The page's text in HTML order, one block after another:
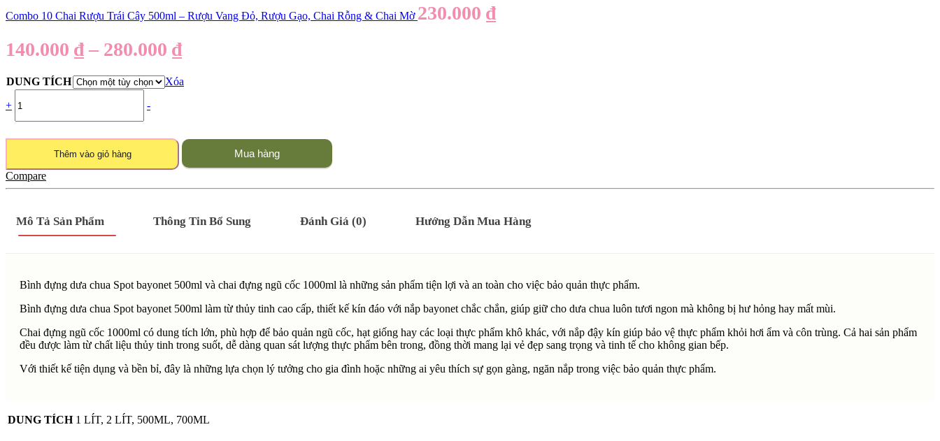
Combo 10 Chai Rượu Trái Cây 500ml – Rượu Vang Đỏ, Rượu Gạo, Chai Rỗng & Chai Mờ 230.000 ₫
140.000 ₫ – 280.000 ₫
DUNG TÍCH
Xóa
+
-
Thêm vào giỏ hàng
Mua hàng
Compare
Mô Tả Sản Phẩm Thông Tin Bổ Sung Đánh Giá (0) Hướng Dẫn Mua Hàng
Bình đựng dưa chua Spot bayonet 500ml và chai đựng ngũ cốc 1000ml là những sản phẩm tiện lợi và an toàn cho việc bảo quản thực phẩm.
Bình đựng dưa chua Spot bayonet 500ml làm từ thủy tinh cao cấp, thiết kế kín đáo với nắp bayonet chắc chắn, giúp giữ cho dưa chua luôn tươi ngon mà không bị hư hỏng hay mất mùi.
Chai đựng ngũ cốc 1000ml có dung tích lớn, phù hợp để bảo quản ngũ cốc, hạt giống hay các loại thực phẩm khô khác, với nắp đậy kín giúp bảo vệ thực phẩm khỏi hơi ẩm và côn trùng. Cả hai sản phẩm
đều được làm từ chất liệu thủy tinh trong suốt, dễ dàng quan sát lượng thực phẩm bên trong, đồng thời mang lại vẻ đẹp sang trọng và tinh tế cho không gian bếp.
Với thiết kế tiện dụng và bền bỉ, đây là những lựa chọn lý tưởng cho gia đình hoặc những ai yêu thích sự gọn gàng, ngăn nắp trong việc bảo quản thực phẩm.
DUNG TÍCH 1 LÍT, 2 LÍT, 500ML, 700ML